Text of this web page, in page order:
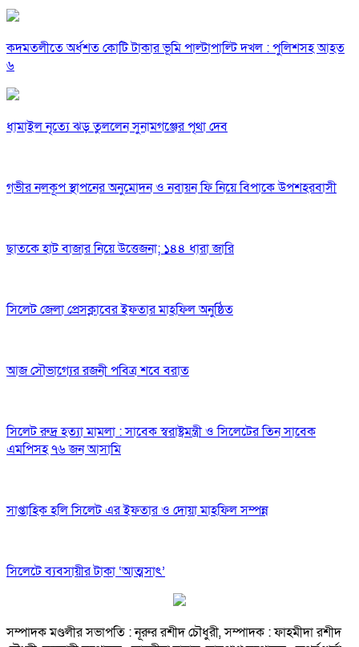
কদমতলীতে অর্ধশত কোটি টাকার ভূমি পাল্টাপাল্টি দখল : পুলিশসহ আহত
৬
ধামাইল নৃত্যে ঝড় তুললেন সুনামগঞ্জের পৃথা দেব
গভীর নলকূপ স্থাপনের অনুমোদন ও নবায়ন ফি নিয়ে বিপাকে উপশহরবাসী
ছাতকে হাট বাজার নিয়ে উত্তেজনা; ১৪৪ ধারা জারি
সিলেট জেলা প্রেসক্লাবের ইফতার মাহফিল অনুষ্ঠিত
আজ সৌভাগ্যের রজনী পবিত্র শবে বরাত
সিলেট রুদ্র হত্যা মামলা : সাবেক স্বরাষ্ট্রমন্ত্রী ও সিলেটের তিন সাবেক
এমপিসহ ৭৬ জন আসামি
সাপ্তাহিক হলি সিলেট এর ইফতার ও দোয়া মাহফিল সম্পন্ন
সিলেটে ব্যবসায়ীর টাকা ‘আত্মসাৎ’
সম্পাদক মণ্ডলীর সভাপতি : নূরুর রশীদ চৌধুরী, সম্পাদক : ফাহমীদা রশীদ